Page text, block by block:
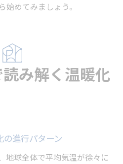
めてみましょう。
み解く温暖化
進行パターン
地球全体で平均気温が徐々に